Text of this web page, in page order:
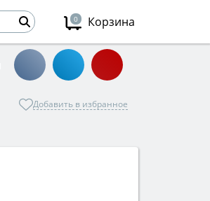
0 Корзина
Добавить в избранное